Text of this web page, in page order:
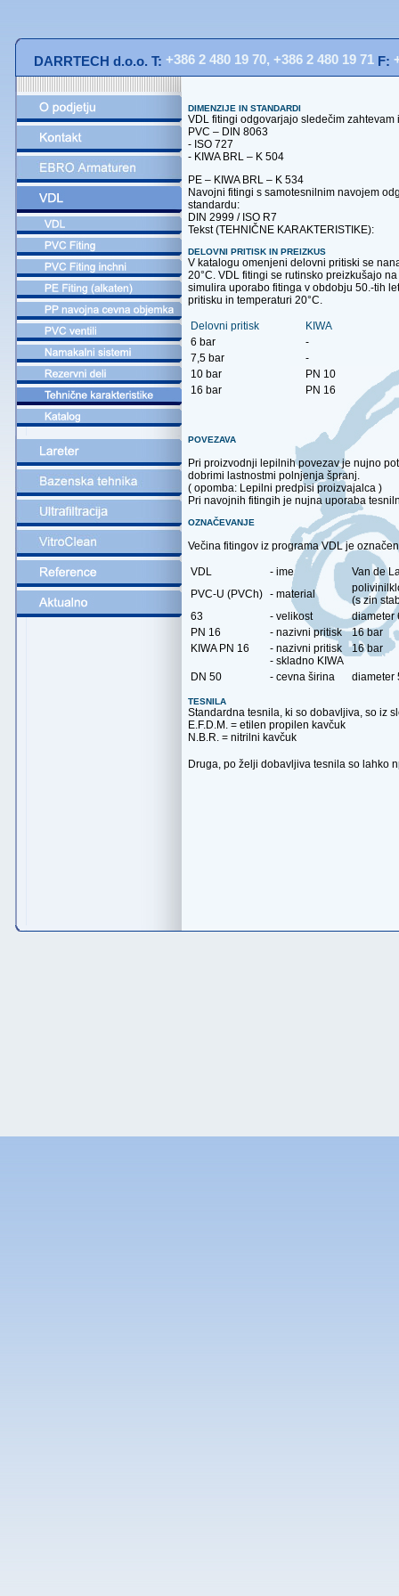
DARRTECH d.o.o. T: +386 2 480 19 70, +386 2 480 19 71 F:
DIMENZIJE IN STANDARDI
VDL fitingi odgovarjajo sledečim zahtevam
PVC – DIN 8063
- ISO 727
- KIWA BRL – K 504
PE – KIWA BRL – K 534
Navojni fitingi s samotesnilnim navojem
standardu:
DIN 2999 / ISO R7
Tekst (TEHNIČNE KARAKTERISTIKE):
DELOVNI PRITISK IN PREIZKUS
V katalogu omenjeni delovni pritiski se
20°C. VDL fitingi se rutinsko preizkušajo
simulira uporabo fitinga v obdobju 50.-tih
pritisku in temperaturi 20°C.
Delovni pritisk
KIWA
6 bar
-
7,5 bar
-
10 bar
PN 10
16 bar
PN 16
POVEZAVA
Pri proizvodnji lepilnih povezav je nujno
dobrimi lastnostmi polnjenja špranj.
( opomba: Lepilni predpisi proizvajalca )
Pri navojnih fitingih je nujna uporaba
OZNAČEVANJE
Večina fitingov iz programa VDL je
VDL - ime
Van de
PVC-U (PVCh) - material
(s zin
63
- velikost
diameter
PN 16
- nazivni pritisk
16 bar
KIWA PN 16
- nazivni pritisk
- skladno KIWA
16 bar
DN 50 - cevna širina diameter
TESNILA
Standardna tesnila, ki so dobavljiva, so iz
E.F.D.M. = etilen propilen kavčuk
N.B.R. = nitrilni kavčuk
Druga, po želji dobavljiva tesnila so lahko